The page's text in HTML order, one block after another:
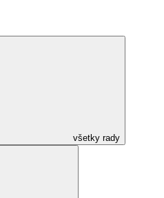
všetky rady